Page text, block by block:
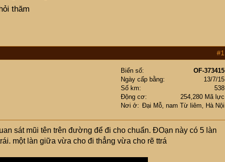
thăm
#1
Biển số
OF-373415
Ngày cấp bằng
13/7/15
Số km
538
Động cơ
254,280 Mã lực
Nơi ở
Đại Mỗ, nam Từ liêm, Hà Nội
sát mũi tên trên đường để đi cho chuẩn. ĐOạn này có 5 làn
một làn giữa vừa cho đi thẳng vừa cho rẽ ttrá